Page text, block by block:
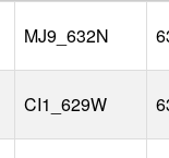
MJ9_632N
CI1_629W